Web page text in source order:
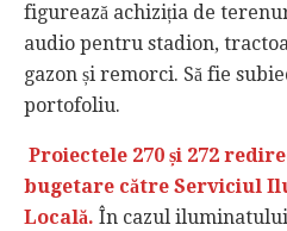
figurează achiziția de
audio pentru stadion,
gazon și remorci. Să fie
portofoliu.
Proiectele 270 și 272
bugetare către Serviciul
Locală. În cazul